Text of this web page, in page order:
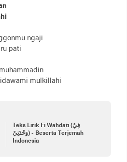
ngaji
pati
mulkillahi
Teks Lirik Fi Wahdati (فِيْ
وَحْدَتِيْ) - Beserta Terjemah
Indonesia